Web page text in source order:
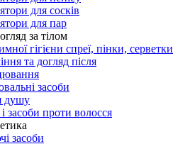
для сосків
для пар
за тілом
гігієни спреї, пінки, серветки
та догляд після
засоби
душу
засоби проти волосся
засоби